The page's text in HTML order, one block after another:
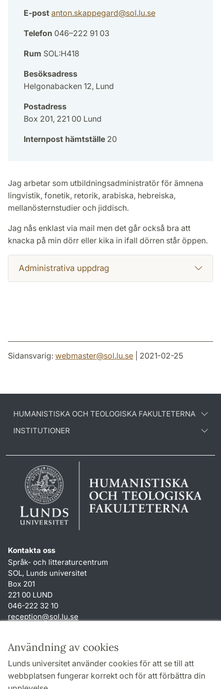
Användning av cookies
Lunds universitet använder cookies för att se till att
webbplatsen fungerar korrekt och för att förbättra din
E-post anton.skappegard@sol.lu.se
Telefon 046–222 91 03
Rum SOL:H418
Besöksadress
Helgonabacken 12, Lund
Postadress
Box 201, 221 00 Lund
Internpost hämtställe 20
Jag arbetar som utbildningsadministratör för ämnena
lingvistik, fonetik, retorik, arabiska, hebreiska,
mellanösternstudier och jiddisch.
Jag nås enklast via mail men det går också bra att
knacka på min dörr eller kika in ifall dörren står öppen.
Administrativa uppdrag
Sidansvarig: webmaster@sol.lu.se | 2021-02-25
HUMANISTISKA OCH TEOLOGISKA FAKULTETERNA
INSTITUTIONER
Kontakta oss
Språk- och litteraturcentrum
SOL, Lunds universitet
Box 201
221 00 LUND
046-222 32 10
reception@sol.lu.se
Genvägar
Om webbplatsen och cookies
Behandling av personuppgifter
Tillgänglighetsredogörelse